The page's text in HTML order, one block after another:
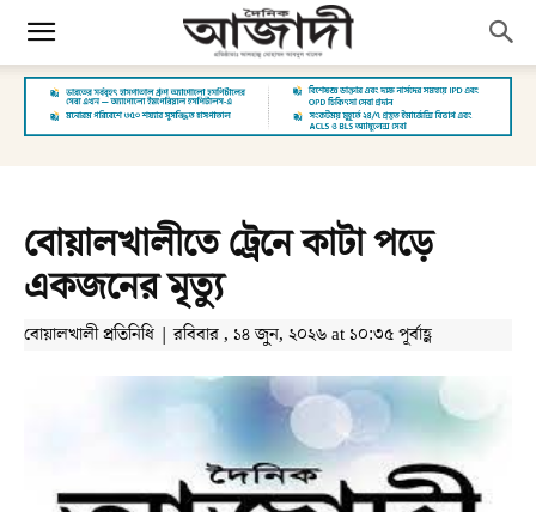
বোয়ালখালীতে ট্রেনে কাটা পড়ে
একজনের মৃত্যু
বোয়ালখালী প্রতিনিধি | রবিবার , ১৪ জুন, ২০২৬ at ১০:৩৫ পূর্বাহ্ণ